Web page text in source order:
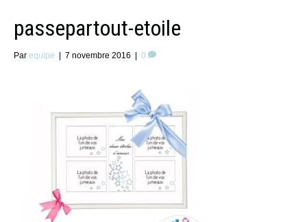
passepartout-etoile
Par equipe | 7 novembre 2016 | 0